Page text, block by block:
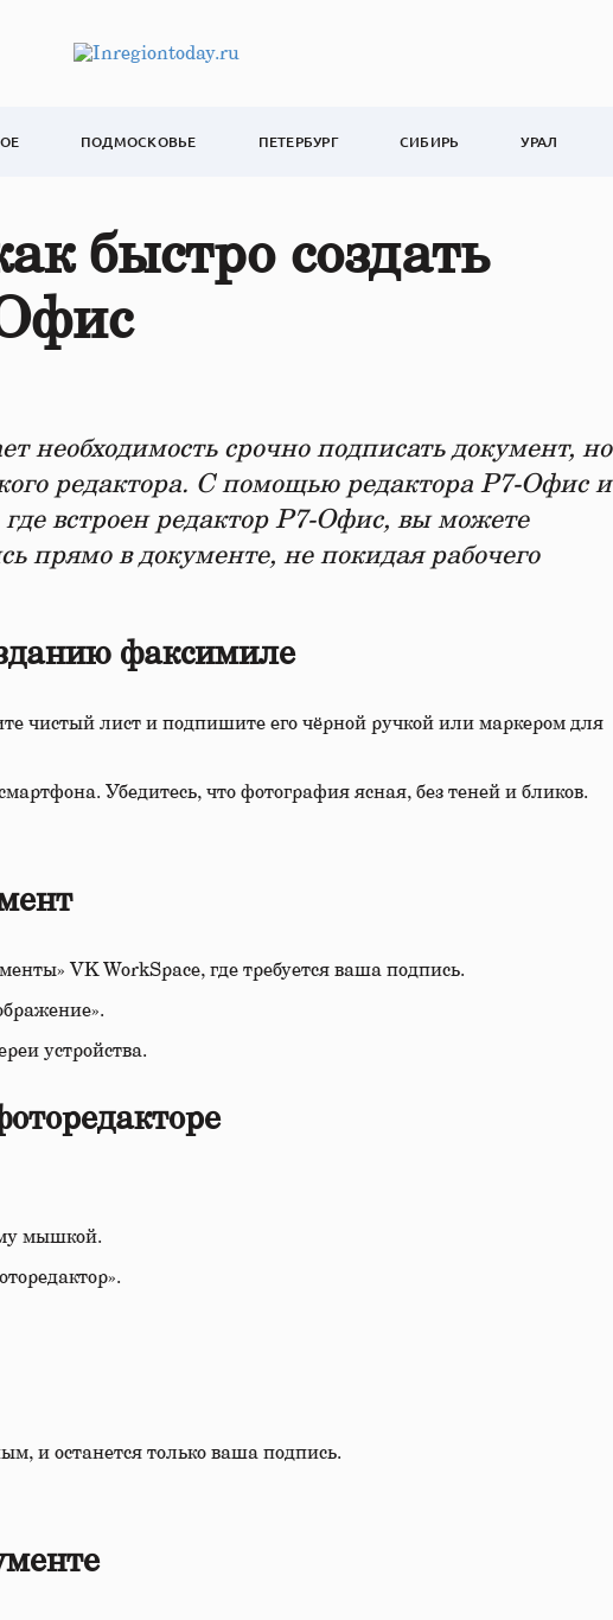
ПОДМОСКОВЬЕ ПЕТЕРБУРГ СИБИРЬ УРАЛ
быстро создать
необходимость срочно подписать документ, но
редактора. С помощью редактора Р7-Офис и
встроен редактор Р7-Офис, вы можете
прямо в документе, не покидая рабочего
факсимиле
чистый лист и подпишите его чёрной ручкой или маркером для
Убедитесь, что фотография ясная, без теней и бликов.
VK WorkSpace, где требуется ваша подпись.
устройства.
мышкой.
и останется только ваша подпись.